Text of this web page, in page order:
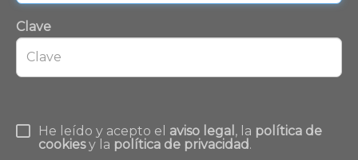
Clave
He leído y acepto el aviso legal , la política de
cookiesy la política de privacidad.